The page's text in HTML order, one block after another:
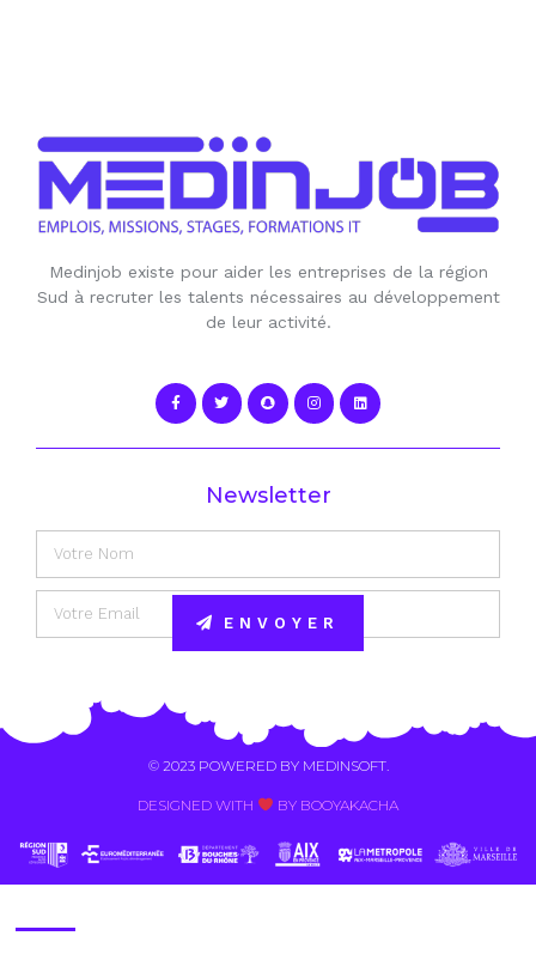
Medinjob existe pour aider les entreprises de la région
Sud à recruter les talents nécessaires au développement
de leur activité.
Newsletter
ENVOYER
© 2023 POWERED BY MEDINSOFT.
DESIGNED WITH BY BOOYAKACHA​